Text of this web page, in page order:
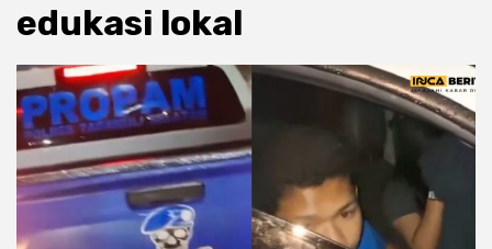
edukasi lokal